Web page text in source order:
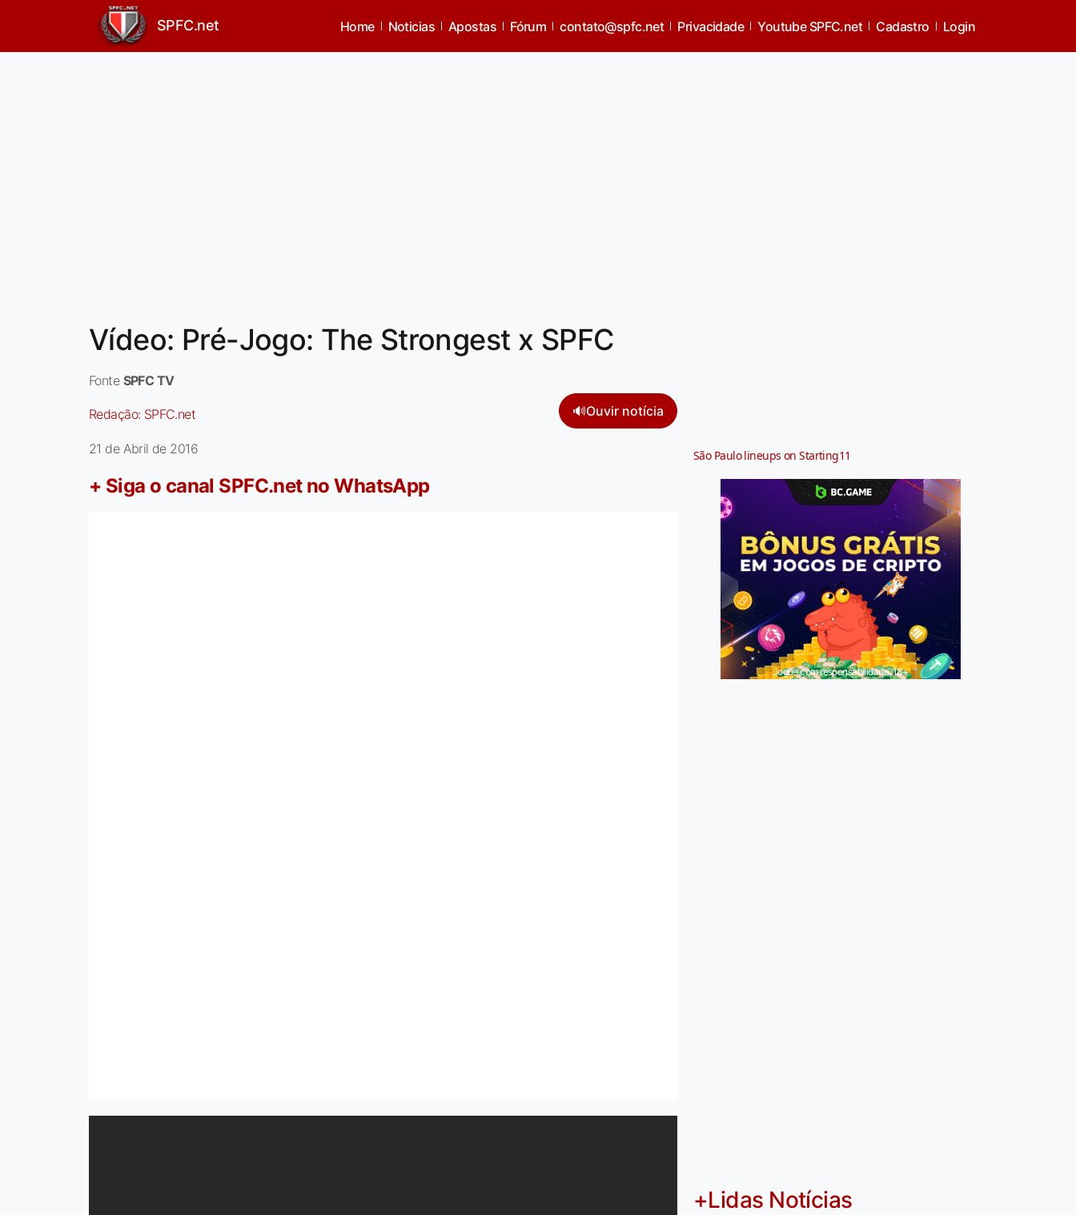
SPFC.net Home Noticias Apostas Fórum contato@spfc.net Privacidade Youtube SPFC.net Cadastro Login
Vídeo: Pré-Jogo: The Strongest x SPFC
Fonte SPFC TV
Redação: SPFC.net 🔊Ouvir notícia
21 de Abril de 2016
+ Siga o canal SPFC.net no WhatsApp
São Paulo lineups on Starting11
Jogue com responsabilidade. 18+
+Lidas Notícias